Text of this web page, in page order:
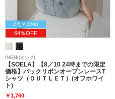
2点￥2200
64％OFF
INGNI(イング)
【SOELA】【8／10 24時までの限定
価格】バックリボンオープンレースT
シャツ（ＯＵＴＬＥＴ）(オフホワイ
ト)
￥1,760